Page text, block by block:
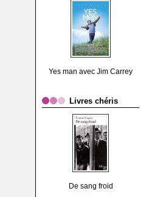
Yes man avec Jim Carrey
Livres chéris
De sang froid